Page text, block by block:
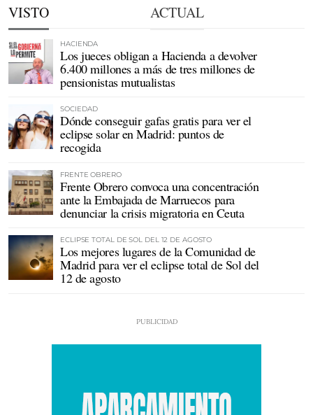
VISTO ACTUAL
HACIENDA
Los jueces obligan a Hacienda a devolver
6.400 millones a más de tres millones de
pensionistas mutualistas
SOCIEDAD
Dónde conseguir gafas gratis para ver el
eclipse solar en Madrid: puntos de
recogida
FRENTE OBRERO
Frente Obrero convoca una concentración
ante la Embajada de Marruecos para
denunciar la crisis migratoria en Ceuta
ECLIPSE TOTAL DE SOL DEL 12 DE AGOSTO
Los mejores lugares de la Comunidad de
Madrid para ver el eclipse total de Sol del
12 de agosto